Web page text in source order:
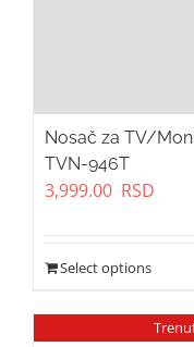
Nosač za TV/
TVN-946T
3,999.00 RSD
Select options